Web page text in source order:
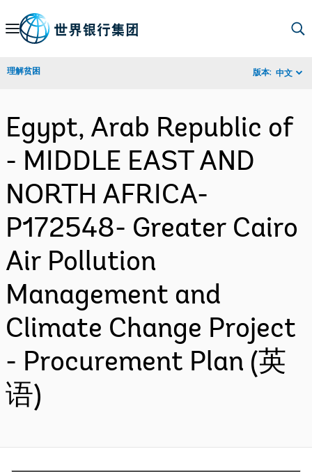
Skip
Navigation
理解贫困 版本: 中文
Egypt, Arab Republic of
- MIDDLE EAST AND
NORTH AFRICA-
P172548- Greater Cairo
Air Pollution
Management and
Climate Change Project
- Procurement Plan (英
语)